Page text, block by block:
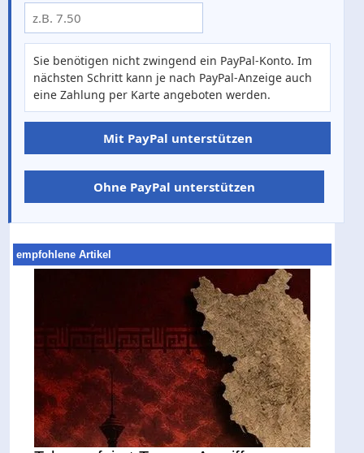
Sie benötigen nicht zwingend ein PayPal-Konto. Im
nächsten Schritt kann je nach PayPal-Anzeige auch
eine Zahlung per Karte angeboten werden.
Mit PayPal unterstützen
Ohne PayPal unterstützen
empfohlene Artikel